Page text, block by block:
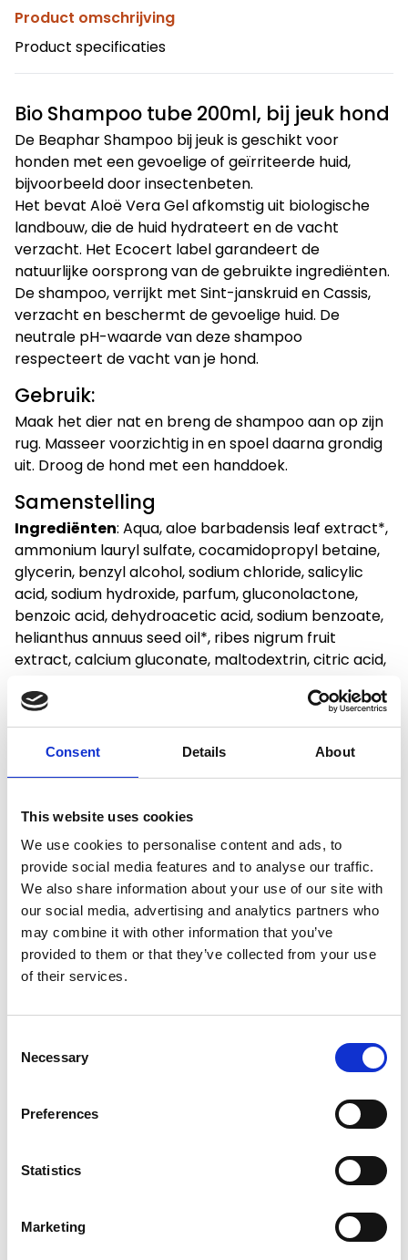
Consent Details About
This website uses cookies
We use cookies to personalise content and ads, to
provide social media features and to analyse our traffic.
We also share information about your use of our site with
our social media, advertising and analytics partners who
may combine it with other information that you’ve
provided to them or that they’ve collected from your use
of their services.
Selection
Necessary
Preferences
Statistics
Marketing
Product omschrijving
Product specificaties
Bio Shampoo tube 200ml, bij jeuk hond
De Beaphar Shampoo bij jeuk is geschikt voor
honden met een gevoelige of geïrriteerde huid,
bijvoorbeeld door insectenbeten.
Het bevat Aloë Vera Gel afkomstig uit biologische
landbouw, die de huid hydrateert en de vacht
verzacht. Het Ecocert label garandeert de
natuurlijke oorsprong van de gebruikte ingrediënten.
De shampoo, verrijkt met Sint-janskruid en Cassis,
verzacht en beschermt de gevoelige huid. De
neutrale pH-waarde van deze shampoo
respecteert de vacht van je hond.
Gebruik:
Maak het dier nat en breng de shampoo aan op zijn
rug. Masseer voorzichtig in en spoel daarna grondig
uit. Droog de hond met een handdoek.
Samenstelling
Ingrediënten: Aqua, aloe barbadensis leaf extract*,
ammonium lauryl sulfate, cocamidopropyl betaine,
glycerin, benzyl alcohol, sodium chloride, salicylic
acid, sodium hydroxide, parfum, gluconolactone,
benzoic acid, dehydroacetic acid, sodium benzoate,
helianthus annuus seed oil*, ribes nigrum fruit
extract, calcium gluconate, maltodextrin, citric acid,
extract*, potassium sorbate. * Actieve ingrediënten
uit biologische landbouw. Bevat 96% ingrediënten
van natuurlijke oorsprong en 18% biologische
Toevoegingen:Geen
Productspecificaties
Gewicht
0.3 kg
Artikelcode
Merk: